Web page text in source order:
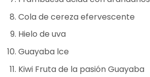
Cola de cereza efervescente
Hielo de uva
Guayaba lce
Kiwi Fruta de la pasión Guayaba